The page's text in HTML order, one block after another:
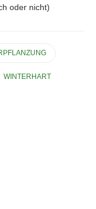
oder nicht)
WINTERHART